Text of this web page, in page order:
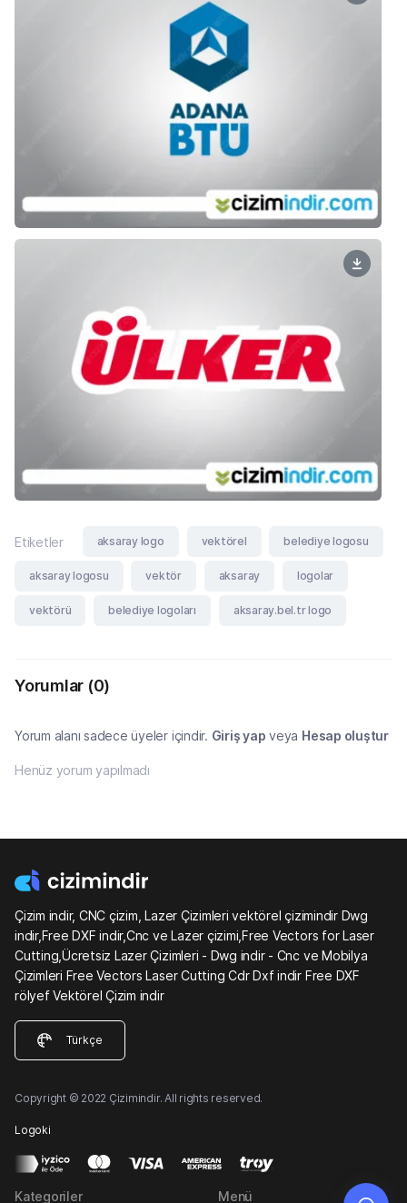
Etiketler aksaray logo vektörel belediye logosu
aksaray logosu vektör aksaray logolar
vektörü belediye logoları aksaray.bel.tr logo
Yorumlar (0)
Yorum alanı sadece üyeler içindir. Giriş yap veya Hesap oluştur
Henüz yorum yapılmadı
Çizim indir, CNC çizim, Lazer Çizimleri vektörel çizimindir Dwg
indir,Free DXF indir,Cnc ve Lazer çizimi,Free Vectors for Laser
Cutting,Ücretsiz Lazer Çizimleri - Dwg indir - Cnc ve Mobilya
Çizimleri Free Vectors Laser Cutting Cdr Dxf indir Free DXF
rölyef Vektörel Çizim indir
Türkçe
Copyright © 2022 Çizimindir. All rights reserved.
Logoki
Kategoriler Menü